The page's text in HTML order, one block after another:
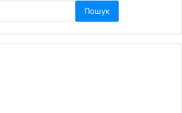
Пошук